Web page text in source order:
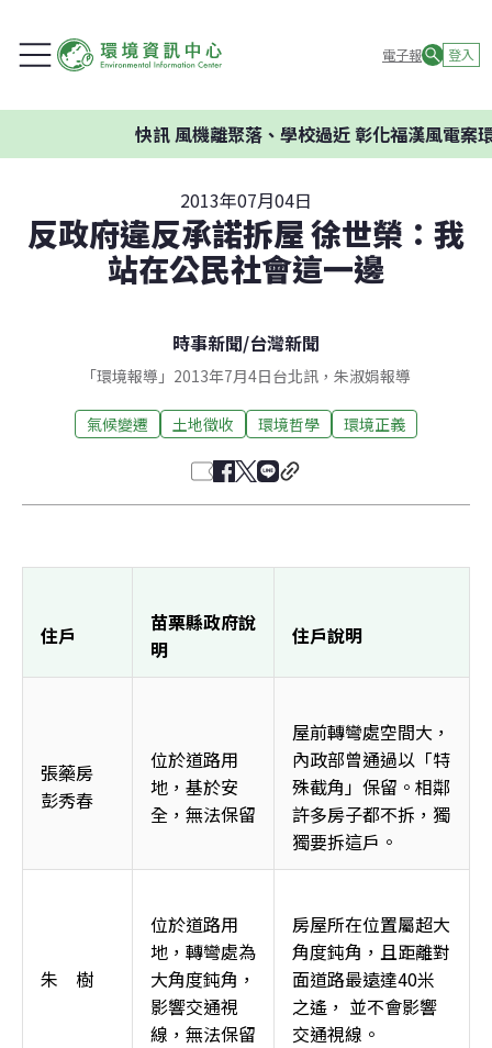
電子報 登入
快訊風機離聚落、學校過近 彰化福漢風電案環委
2013年07月04日
反政府違反承諾拆屋 徐世榮：我
站在公民社會這一邊
時事新聞/台灣新聞
「環境報導」2013年7月4日台北訊，朱淑娟報導
氣候變遷 土地徵收 環境哲學 環境正義
住戶
苗栗縣政府說
明
住戶說明
張藥房
彭秀春
位於道路用
地，基於安
全，無法保留
屋前轉彎處空間大，
內政部曾通過以「特
殊截角」保留。相鄰
許多房子都不拆，獨
獨要拆這戶。
朱    樹
位於道路用
地，轉彎處為
大角度鈍角，
影響交通視
線，無法保留
房屋所在位置屬超大
角度鈍角，且距離對
面道路最遠達40米
之遙， 並不會影響
交通視線。